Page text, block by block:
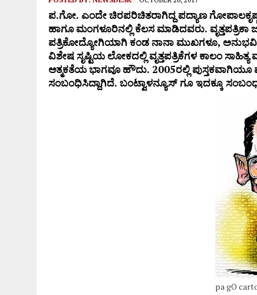
ಪ.ಗೋ. ಎಂದೇಚಿರಪರಿಚಿತರಾಗಿದ್ದ ಪದ್ಯಾಣ
ಹಾಗೂ ಮಂಗಳೂರಿನಲ್ಲಿ ಕೆಲಸ ಮಾಡಿದವರು. ವೃತ್ತಪತ್ರಿಕಾ
ಪತ್ರಿಕೋದ್ಯೋಗಿಯಾಗಿ ಕಂಡ ನಾನಾ ಮುಖಗಳೂ,
ವಿಶೇಷಸೃಷ್ಟಿಯ ಲೋಕದಲ್ಲಿ ವೃತ್ತಪತ್ರಿಕೆಗಳ ಕಾಲಂಸಾಹಿತ್ಯ
ಆತ್ಮಕತೆಯಭಾಗವೂ ಹೌದು. 2005ರಲ್ಲಿ ಪುಸ್ತಕವಾಗಿಯೂ
ಸಂಬಂಧಿಸಿದ್ದಾಗಿದೆ. ಬಂಟ್ವಾಳನ್ಯೂಸ್ ಗೂ ಇದಕ್ಕೂ
pa gO